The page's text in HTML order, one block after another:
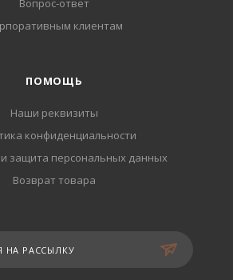
Вопрос-ответ
клиентам
ПОМОЩЬ
Наши реквизиты
конфиденциальности
защита персональных данных
Возврат товара
НА РАССЫЛКУ